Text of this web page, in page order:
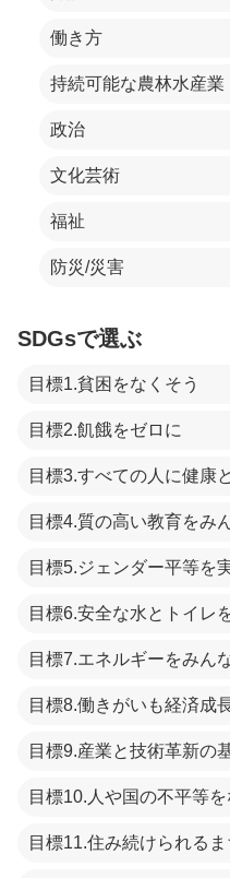
働き方
持続可能な農林水産業
政治
文化芸術
福祉
防災/災害
SDGsで選ぶ
目標1.貧困をなくそう
目標2.飢餓をゼロに
目標3.すべての人に健康
目標4.質の高い教育をみ
目標5.ジェンダー平等を
目標6.安全な水とトイレ
目標7.エネルギーをみん
目標8.働きがいも経済成
目標9.産業と技術革新の
目標10.人や国の不平等を
目標11.住み続けられる